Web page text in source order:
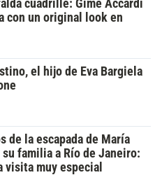
cuadrillé: Gime Accardi
con un original look en
el hijo de Eva Bargiela
de la escapada de María
su familia a Río de Janeiro:
visita muy especial